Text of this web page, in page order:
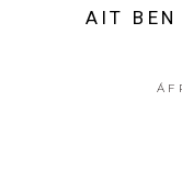
AIT BEN